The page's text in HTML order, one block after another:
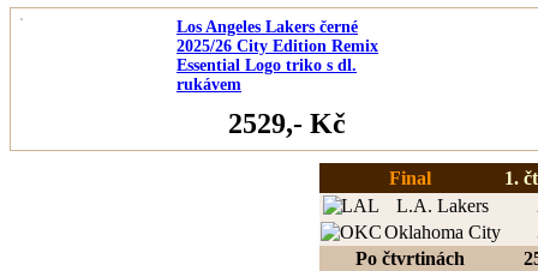
Los Angeles Lakers černé
2025/26 City Edition Remix
Essential Logo triko s dl.
rukávem
2529,- Kč
Final
1.
L.A. Lakers
Oklahoma City
Po čtvrtinách